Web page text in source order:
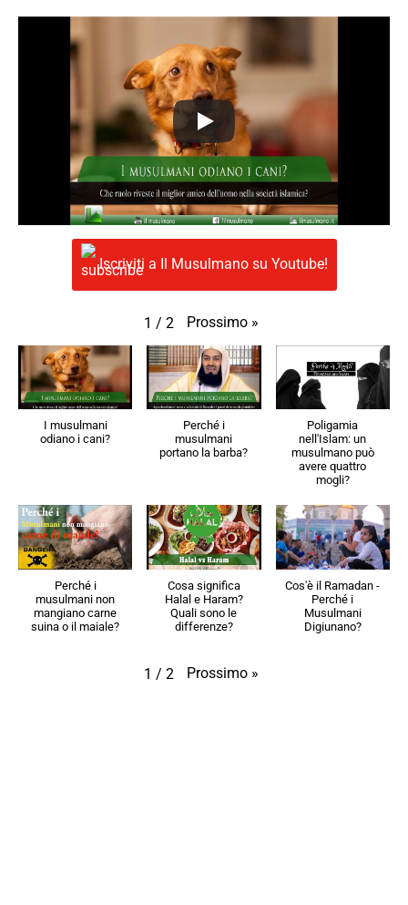
Iscriviti a Il Musulmano su Youtube!
1 / 2 Prossimo »
I musulmani
odiano i cani?
Perché i
musulmani
portano la barba?
Poligamia
nell'Islam: un
musulmano può
avere quattro
mogli?
Perché i
musulmani non
mangiano carne
suina o il maiale?
Cosa significa
Halal e Haram?
Quali sono le
differenze?
Cos'è il Ramadan -
Perché i
Musulmani
Digiunano?
1 / 2 Prossimo »